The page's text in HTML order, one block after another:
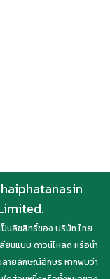
นลิขสิทธิ์ของ บริษัท ไทย
ยนแบบ ดาวน์โหลด หรือนำ
ลายลักษณ์อักษร หากพบว่า